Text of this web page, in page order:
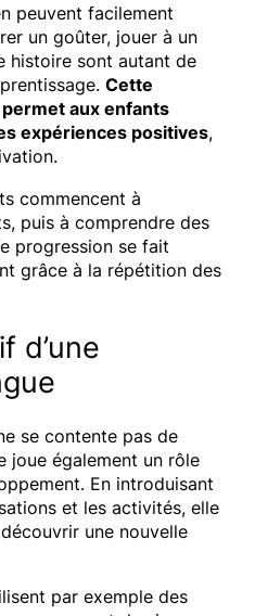
peuvent facilement
un goûter, jouer à un
histoire sont autant de
Cette
aux enfants
expériences positives,
commencent à
puis à comprendre des
progression se fait
grâce à la répétition des
d’une
se contente pas de
joue également un rôle
En introduisant
et les activités, elle
une nouvelle
par exemple des